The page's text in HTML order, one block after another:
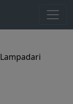
Lampadari